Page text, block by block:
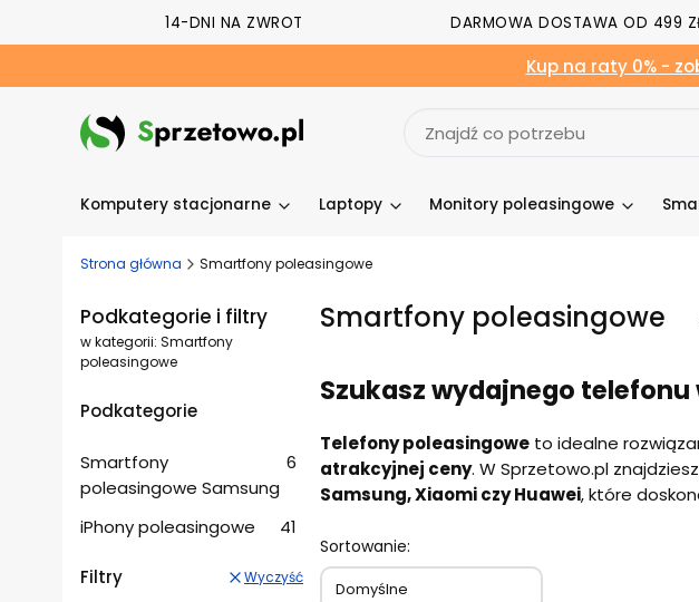
14-DNI NA ZWROT DARMOWA DOSTAWA OD 499
Kup na raty 0% -
Komputery stacjonarne Laptopy Monitory poleasingowe
Strona główna Smartfony poleasingowe
Podkategorie i filtry
w kategorii: Smartfony
poleasingowe
Podkategorie
Smartfony
poleasingowe Samsung
6
iPhony poleasingowe 41
Filtry Wyczyść
Smartfony poleasingowe
Szukasz wydajnego
Telefony poleasingowe to idealne
atrakcyjnej ceny. W Sprzetowo.pl znajdziesz
Samsung, Xiaomi czy Huawei, które
Sortowanie:
Domyślne